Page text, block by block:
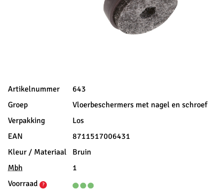
Artikelnummer
643
Groep
Vloerbeschermers met nagel en schroef
Verpakking
Los
EAN
8711517006431
Kleur / Materiaal
Bruin
Mbh
1
Voorraad
?